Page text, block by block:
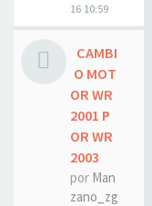
16 10:59
CAMBI
O MOT
OR WR
2001 P
OR WR
2003
por Man
zano_zg